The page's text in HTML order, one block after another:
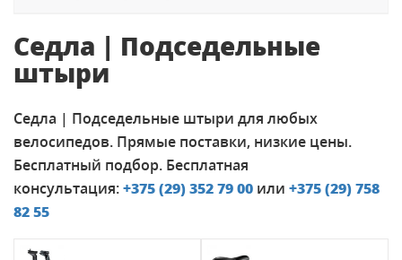
Седла | Подседельные
штыри
Седла | Подседельные штыри для любых
велосипедов. Прямые поставки, низкие цены.
Бесплатный подбор. Бесплатная
консультация:+375 (29)352 79 00 или +375 (29)758
82 55